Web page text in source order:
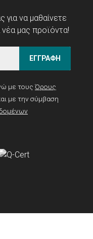
για να μαθαίνετε
μας προϊόντα!
ΕΓΓΡΑΦΗ
με τους Όρους
με την σύμβαση